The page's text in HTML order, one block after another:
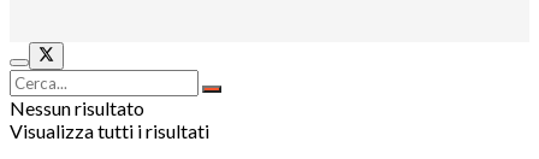
Nessun risultato
Visualizza tutti i risultati